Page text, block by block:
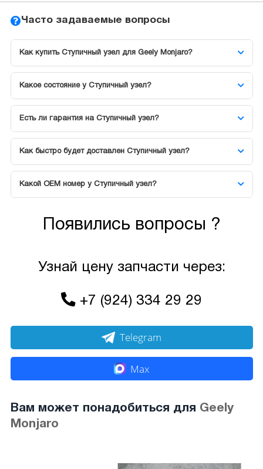
Часто задаваемые вопросы
Как купить Ступичный узел для Geely Monjaro?
Какое состояние у Ступичный узел?
Есть ли гарантия на Ступичный узел?
Как быстро будет доставлен Ступичный узел?
Какой OEM номер у Ступичный узел?
Появились вопросы ?
Узнай цену запчасти через:
+7 (924) 334 29 29
Telegram
Max
Вам может понадобиться для Geely
Monjaro